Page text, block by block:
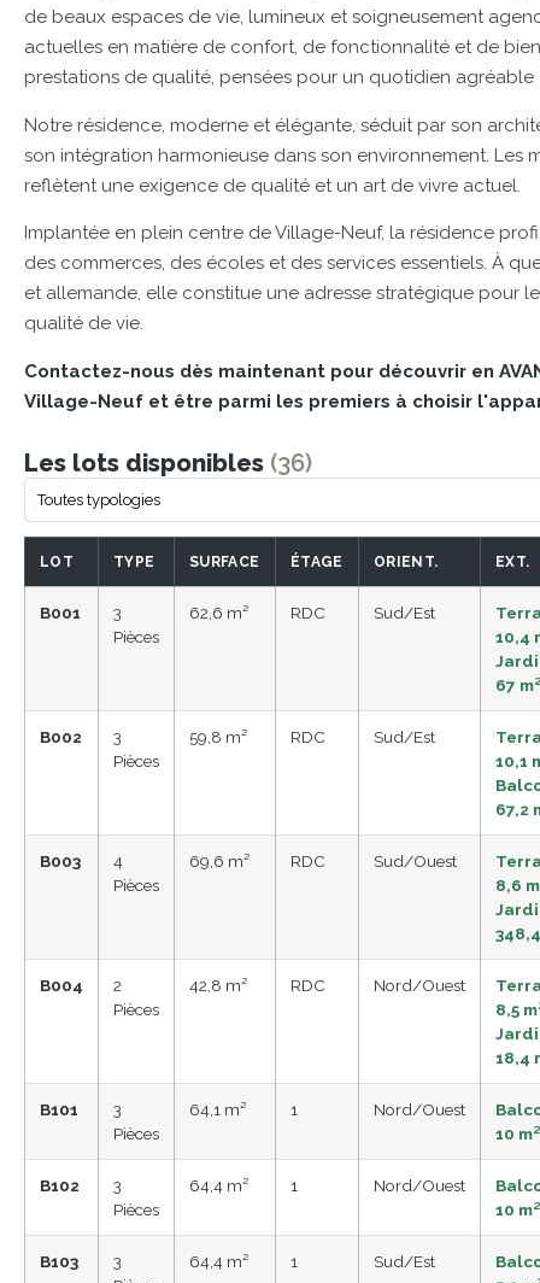
de beaux espaces de vie, lumineux et soigneusement
actuelles en matière de confort, de fonctionnalité et de
prestations de qualité, pensées pour un quotidien agréable
Notre résidence, moderne et élégante, séduit par son
son intégration harmonieuse dans son environnement. Les
reflètent une exigence de qualité et un art de vivre actuel.
Implantée en plein centre de Village-Neuf, la résidence
des commerces, des écoles et des services essentiels. À
et allemande, elle constitue une adresse stratégique pour
qualité de vie.
Contactez-nous dès maintenant pour découvrir en
Village-Neuf et être parmi les premiers à choisir
Les lots disponibles (36)
LOT TYPE SURFACE ÉTAGE ORIENT. EXT.
B001
3
Pièces
62,6 m² RDC Sud/Est
10,4
67
B002
3
Pièces
59,8 m² RDC Sud/Est
10,1
67,2
B003
4
Pièces
69,6 m² RDC Sud/Ouest
8,6
B004
2
Pièces
42,8 m² RDC Nord/Ouest
8,5
18,4
B101
3
Pièces
64,1 m² 1 Nord/Ouest
10 m²
B102
3
Pièces
64,4 m² 1 Nord/Ouest
10 m²
B103
3
64,4 m² 1 Sud/Est